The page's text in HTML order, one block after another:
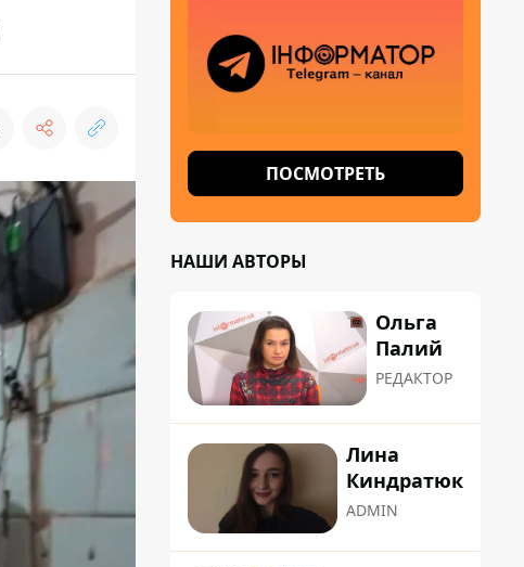
ПОСМОТРЕТЬ
НАШИ АВТОРЫ
Ольга
Палий
РЕДАКТОР
Лина
Киндратюк
ADMIN